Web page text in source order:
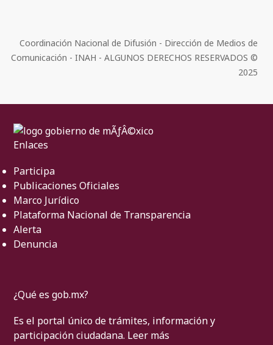
Coordinación Nacional de Difusión - Dirección de Medios de
Comunicación - INAH - ALGUNOS DERECHOS RESERVADOS ©
2025
Enlaces
Participa
Publicaciones Oficiales
Marco Jurídico
Plataforma Nacional de Transparencia
Alerta
Denuncia
¿Qué es gob.mx?
Es el portal único de trámites, información y
participación ciudadana. Leer más